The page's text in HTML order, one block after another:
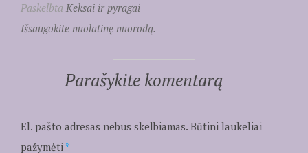
Paskelbta Keksai ir pyragai
Išsaugokite nuolatinę nuorodą.
Parašykite komentarą
El. pašto adresas nebus skelbiamas. Būtini laukeliai
pažymėti *